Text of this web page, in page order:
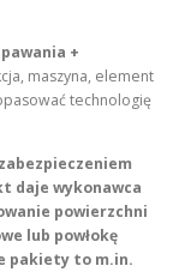
+
maszyna, element
technologię
daje wykonawca
powierzchni
lub powłokę
pakiety to m.in.